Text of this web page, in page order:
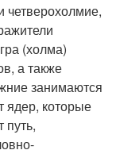
четверохолмие,
(холма)
а также
занимаются
ядер, которые
путь,